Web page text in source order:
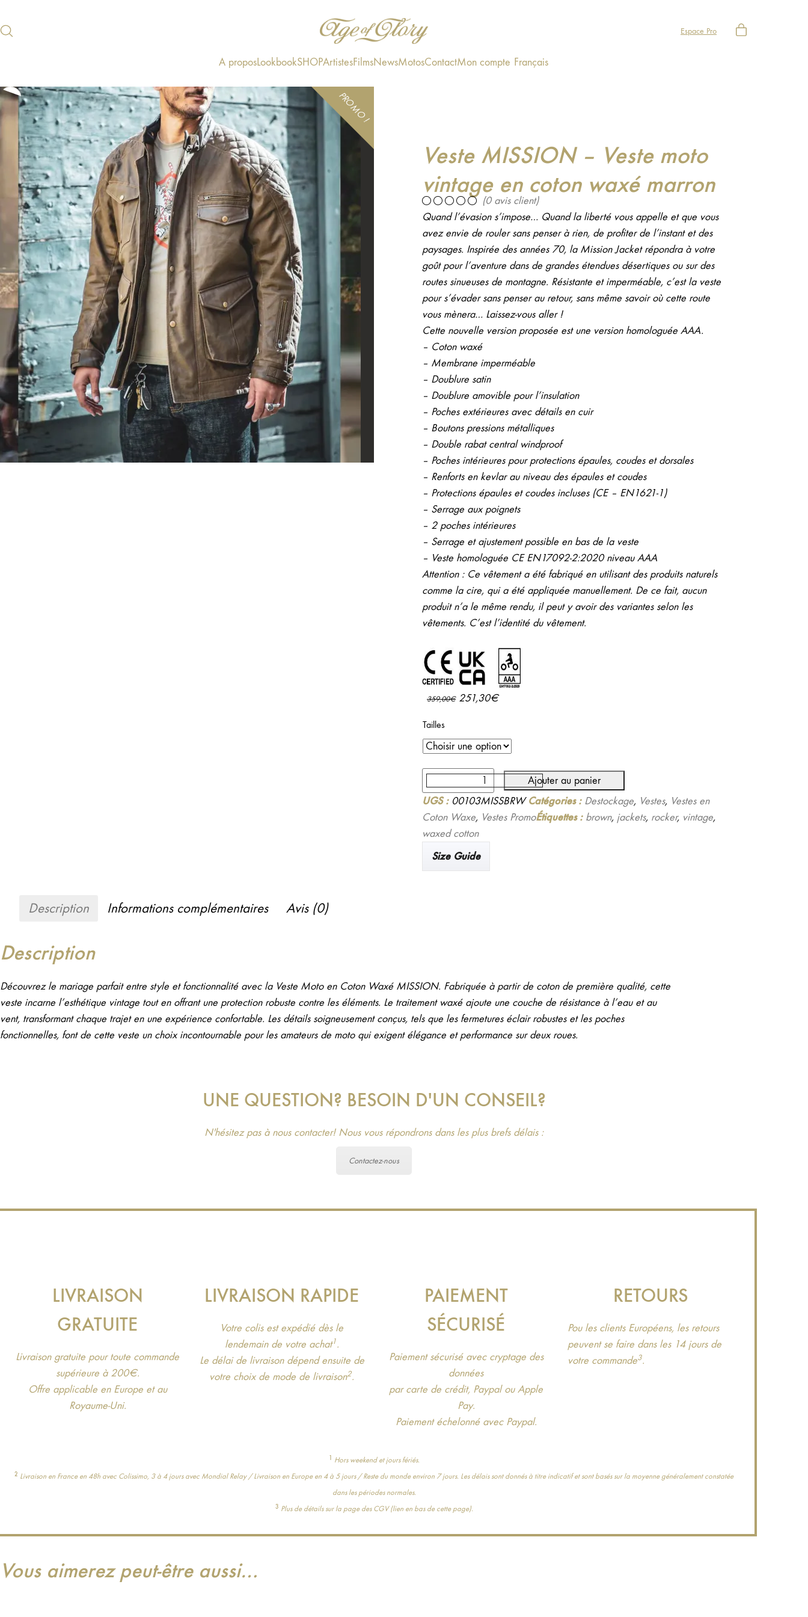
Espace Pro
A proposLookbookSHOPArtistesFilmsNewsMotosContactMon compte Français
PROMO !
Veste MISSION – Veste moto
vintage en coton waxé marron
(0avis client)
Quand l’évasion s’impose… Quand la liberté vous appelle et que vous
avez envie de rouler sans penser à rien, de profiter de l’instant et des
paysages. Inspirée des années 70, la Mission Jacket répondra à votre
goût pour l’aventure dans de grandes étendues désertiques ou sur des
routes sinueuses de montagne. Résistante et imperméable, c’est la veste
pour s’évader sans penser au retour, sans même savoir où cette route
vous mènera… Laissez-vous aller !
Cette nouvelle version proposée est une version homologuée AAA.
– Coton waxé
– Membrane imperméable
– Doublure satin
– Doublure amovible pour l’insulation
– Poches extérieures avec détails en cuir
– Boutons pressions métalliques
– Double rabat central windproof
– Poches intérieures pour protections épaules, coudes et dorsales
– Renforts en kevlar au niveau des épaules et coudes
– Protections épaules et coudes incluses (CE – EN1621-1)
– Serrage aux poignets
– 2 poches intérieures
– Serrage et ajustement possible en bas de la veste
– Veste homologuée CE EN17092-2:2020 niveau AAA
Attention : Ce vêtement a été fabriqué en utilisant des produits naturels
comme la cire, qui a été appliquée manuellement. De ce fait, aucun
produit n’a le même rendu, il peut y avoir des variantes selon les
vêtements. C’est l’identité du vêtement.
359,00€ Le
était :
251,30€Le
est :
Tailles
de
Veste
MISSION
-
Veste
Ajouter au panier
UGS : 00103MISSBRW Catégories : Destockage, Vestes, Vestes en
Coton Waxe, Vestes PromoÉtiquettes : brown, jackets, rocker, vintage,
waxed cotton
Size Guide
Description Informations complémentaires Avis (0)
Description
Découvrez le mariage parfait entre style et fonctionnalité avec la Veste Moto en Coton Waxé MISSION. Fabriquée à partir de coton de première qualité, cette
veste incarne l’esthétique vintage tout en offrant une protection robuste contre les éléments. Le traitement waxé ajoute une couche de résistance à l’eau et au
vent, transformant chaque trajet en une expérience confortable. Les détails soigneusement conçus, tels que les fermetures éclair robustes et les poches
fonctionnelles, font de cette veste un choix incontournable pour les amateurs de moto qui exigent élégance et performance sur deux roues.
UNE QUESTION? BESOIN D'UN CONSEIL?
N'hésitez pas à nous contacter! Nous vous répondrons dans les plus brefs délais :
Contactez-nous
LIVRAISON
GRATUITE
Livraison gratuite pour toute commande
supérieure à 200€.
Offre applicable en Europe et au
Royaume-Uni.
LIVRAISON RAPIDE
Votre colis est expédié dès le
lendemain de votre achat1.
Le délai de livraison dépend ensuite de
votre choix de mode de livraison2.
PAIEMENT
SÉCURISÉ
Paiement sécurisé avec cryptage des
données
par carte de crédit, Paypal ou Apple
Pay.
Paiement échelonné avec Paypal.
RETOURS
Pou les clients Européens, les retours
peuvent se faire dans les 14 jours de
votre commande3.
1 Hors weekend et jours fériés.
2 Livraison en France en 48h avec Colissimo, 3 à 4 jours avec Mondial Relay / Livraison en Europe en 4 à 5 jours / Reste du monde environ 7 jours. Les délais sont donnés à titre indicatif et sont basés sur la moyenne généralement constatée
dans les périodes normales.
3 Plus de détails sur la page des CGV (lien en bas de cette page).
Vous aimerez peut-être aussi…